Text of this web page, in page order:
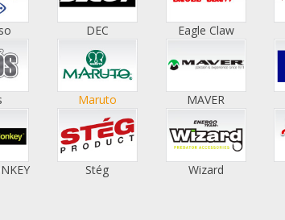
DEC Eagle Claw
Maruto MAVER
Stég Wizard